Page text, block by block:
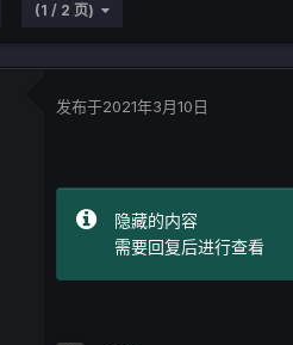
(1 / 2 页)
发布于2021年3月10日
隐藏的内容
需要回复后进行查看